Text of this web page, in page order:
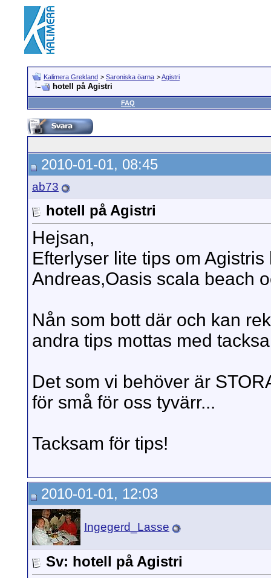
Kalimera Grekland > Saroniska öarna >Agistri
hotell på Agistri
FAQ
2010-01-01, 08:45
ab73
hotell på Agistri
Hejsan,
Efterlyser lite tips om
Andreas,Oasis scala beach
Nån som bott där och kan
andra tips mottas med
Det som vi behöver är
för små för oss tyvärr...
Tacksam för tips!
2010-01-01, 12:03
Ingegerd_Lasse
Sv: hotell på Agistri